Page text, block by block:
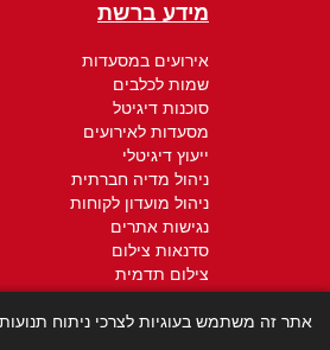
מידע ברשת
אירועים במסעדות
שמות לכלבים
סוכנות דיגיטל
מסעדות לאירועים
ייעוץ דיגיטלי
ניהול מדיה חברתית
ניהול מועדון לקוחות
נגישות אתרים
סדנאות צילום
צילום תדמית
חברת קידום אתרים
קידום ממומן
אתר זה משתמש בעוגיות לצרכי ניתוח